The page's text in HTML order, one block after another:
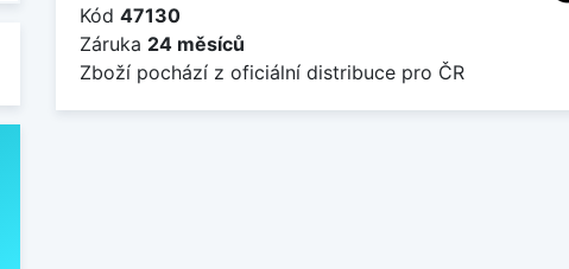
Kód 47130
Záruka 24 měsíců
Zboží pochází z oficiální distribuce pro ČR